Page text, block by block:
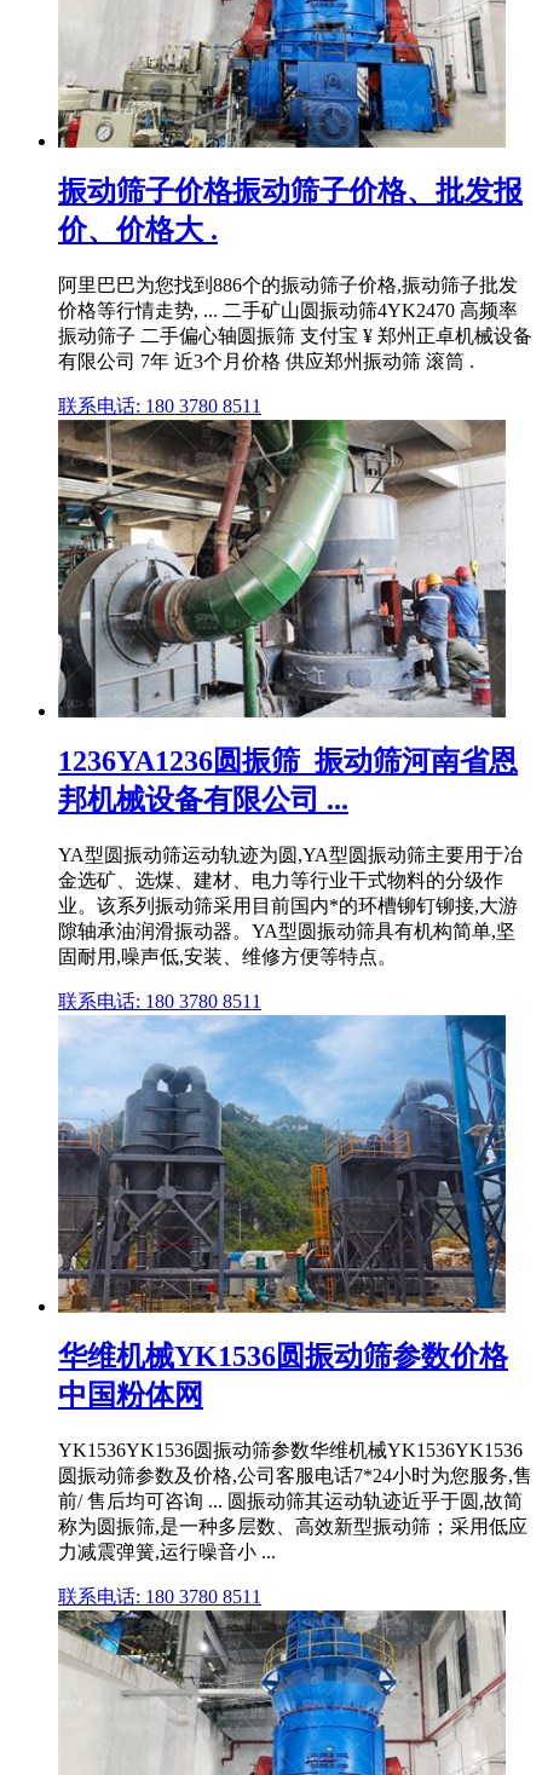
振动筛子价格振动筛子价格、批发报
价、价格大 .
阿里巴巴为您找到886个的振动筛子价格,振动筛子批发
价格等行情走势, ... 二手矿山圆振动筛4YK2470 高频率
振动筛子 二手偏心轴圆振筛 支付宝 ¥ 郑州正卓机械设备
有限公司 7年 近3个月价格 供应郑州振动筛 滚筒 .
联系电话: 180 3780 8511
1236YA1236圆振筛_振动筛河南省恩
邦机械设备有限公司 ...
YA型圆振动筛运动轨迹为圆,YA型圆振动筛主要用于冶
金选矿、选煤、建材、电力等行业干式物料的分级作
业。该系列振动筛采用目前国内*的环槽铆钉铆接,大游
隙轴承油润滑振动器。YA型圆振动筛具有机构简单,坚
固耐用,噪声低,安装、维修方便等特点。
联系电话: 180 3780 8511
华维机械YK1536圆振动筛参数价格
中国粉体网
YK1536YK1536圆振动筛参数华维机械YK1536YK1536
圆振动筛参数及价格,公司客服电话7*24小时为您服务,售
前/ 售后均可咨询 ... 圆振动筛其运动轨迹近乎于圆,故简
称为圆振筛,是一种多层数、高效新型振动筛；采用低应
力减震弹簧,运行噪音小 ...
联系电话: 180 3780 8511